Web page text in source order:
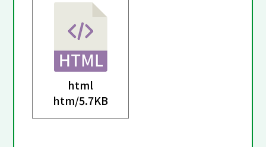
html
htm/5.7KB